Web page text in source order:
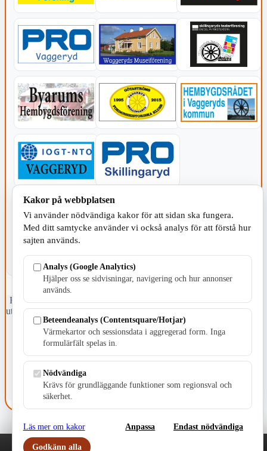
KOMMUNEN
Fristående webbtidningsföretag grundat 1991 som sedan 2002 ger
ut tidningen Skillingaryd.nu och 2010 lanserades Värnamo.nu. Från
april 2026 omfattar Skillingaryd.nu tre kommuner: Gnosjö,
Värnamo och Vaggeryds kommun.
E-post: redaktionen@skillingaryd.nu
Postadress: Gisslaköp 1, 568 92 Skillingaryd
Kakor på webbplatsen
Vi använder nödvändiga kakor för att sidan ska fungera.
Med ditt samtycke använder vi också analys för att förstå hur
sajten används.
Analys (Google Analytics)
Hjälper oss se sidvisningar, navigering och hur annonser
används.
Beteendeanalys (Contentsquare/Hotjar)
Värmekartor och sessionsdata i aggregerad form. Inga
formulärfält spelas in.
Nödvändiga
Krävs för grundläggande funktioner som regionsval och
säkerhet.
Läs mer om kakor Anpassa Endast nödvändiga
Godkänn alla